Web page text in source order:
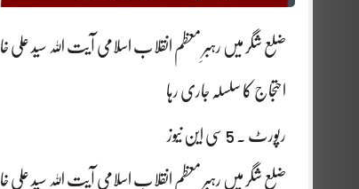
ضلع شگر میں رہبرِ معظم انقلاب اسلامی آیت اللہ سید
احتجاج کا سلسلہ جاری رہا
رپورٹ ۔ 5 سی این نیوز
ضلع شگر میں رہبرِ معظم انقلاب اسلامی آیت اللہ سید